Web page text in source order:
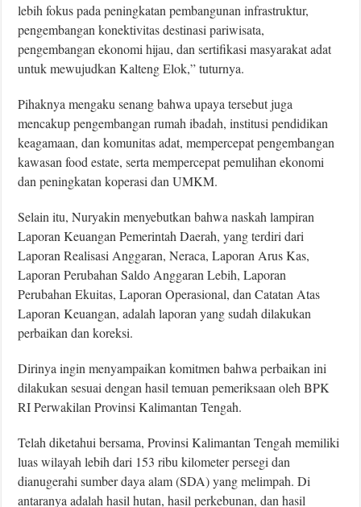
lebih fokus pada peningkatan pembangunan infrastruktur,
pengembangan konektivitas destinasi pariwisata,
pengembangan ekonomi hijau, dan sertifikasi masyarakat adat
untuk mewujudkan Kalteng Elok,” tuturnya.
Pihaknya mengaku senang bahwa upaya tersebut juga
mencakup pengembangan rumah ibadah, institusi pendidikan
keagamaan, dan komunitas adat, mempercepat pengembangan
kawasan food estate, serta mempercepat pemulihan ekonomi
dan peningkatan koperasi dan UMKM.
Selain itu, Nuryakin menyebutkan bahwa naskah lampiran
Laporan Keuangan Pemerintah Daerah, yang terdiri dari
Laporan Realisasi Anggaran, Neraca, Laporan Arus Kas,
Laporan Perubahan Saldo Anggaran Lebih, Laporan
Perubahan Ekuitas, Laporan Operasional, dan Catatan Atas
Laporan Keuangan, adalah laporan yang sudah dilakukan
perbaikan dan koreksi.
Dirinya ingin menyampaikan komitmen bahwa perbaikan ini
dilakukan sesuai dengan hasil temuan pemeriksaan oleh BPK
RI Perwakilan Provinsi Kalimantan Tengah.
Telah diketahui bersama, Provinsi Kalimantan Tengah memiliki
luas wilayah lebih dari 153 ribu kilometer persegi dan
dianugerahi sumber daya alam (SDA) yang melimpah. Di
antaranya adalah hasil hutan, hasil perkebunan, dan hasil